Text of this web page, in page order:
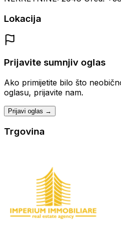
Lokacija
Prijavite sumnjiv oglas
Ako primijetite bilo što
oglasu, prijavite nam.
Prijavi oglas →
Trgovina